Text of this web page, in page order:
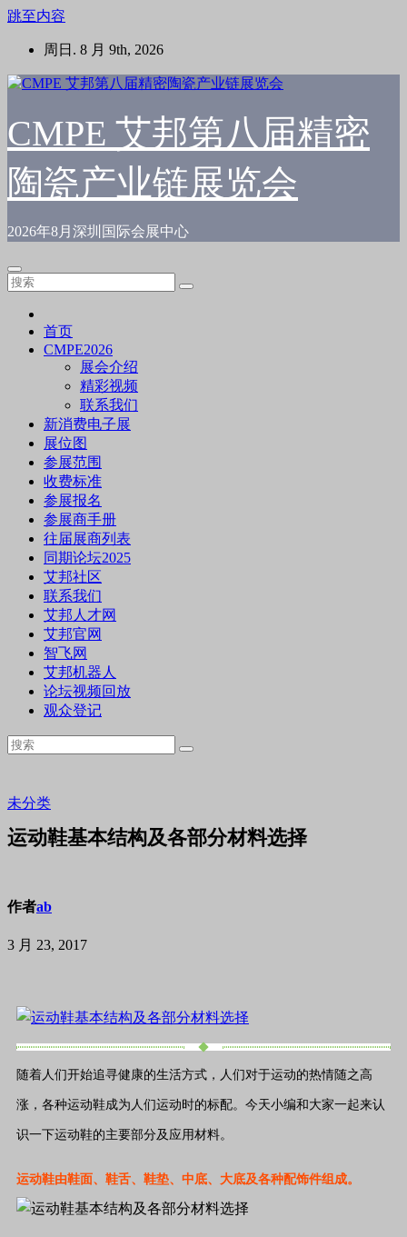
跳至内容
周日. 8 月 9th, 2026
CMPE 艾邦第八届精密
陶瓷产业链展览会
2026年8月深圳国际会展中心
首页
CMPE2026
展会介绍
精彩视频
联系我们
新消费电子展
展位图
参展范围
收费标准
参展报名
参展商手册
往届展商列表
同期论坛2025
艾邦社区
联系我们
艾邦人才网
艾邦官网
智飞网
艾邦机器人
论坛视频回放
观众登记
未分类
运动鞋基本结构及各部分材料选择
作者ab
3 月 23, 2017
随着人们开始追寻健康的生活方式，人们对于运动的热情随之高
涨，各种运动鞋成为人们运动时的标配。今天小编和大家一起来认
识一下运动鞋的主要部分及应用材料。
运动鞋由鞋面、鞋舌、鞋垫、中底、大底及各种配饰件组成。